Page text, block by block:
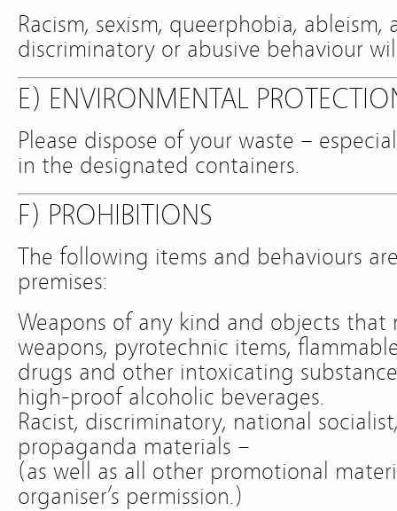
Racism, sexism, queerphobia,
discriminatory or abusive behaviour
E) ENVIRONMENTAL
Please dispose of your waste –
in the designated containers.
F) PROHIBITIONS
The following items and behaviours
premises:
Weapons of any kind and objects that
weapons, pyrotechnic items,
drugs and other intoxicating
high-proof alcoholic beverages.
Racist, discriminatory, national
propaganda materials –
(as well as all other promotional
organiser’s permission.)